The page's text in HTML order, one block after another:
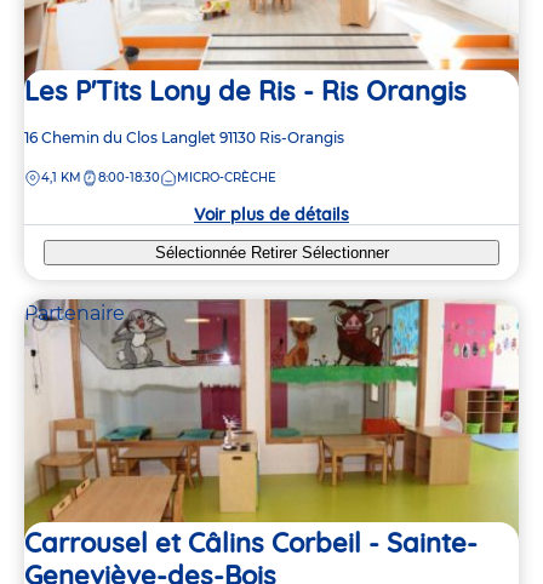
Les P'Tits Lony de Ris - Ris Orangis
Adresse
la
16 Chemin du Clos Langlet 91130 Ris-Orangis
DISTANCE
4,1 KM 8:00-18:30 MICRO-CRÈCHE
Voir plus de détails
Sélectionnée Retirer Sélectionner
Partenaire
Carrousel et Câlins Corbeil - Sainte-
Geneviève-des-Bois